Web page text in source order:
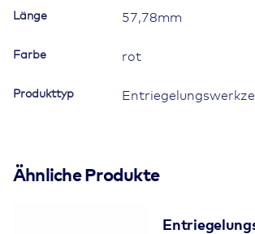
Länge 57,78mm
Farbe rot
Produkttyp
Ähnliche Produkte